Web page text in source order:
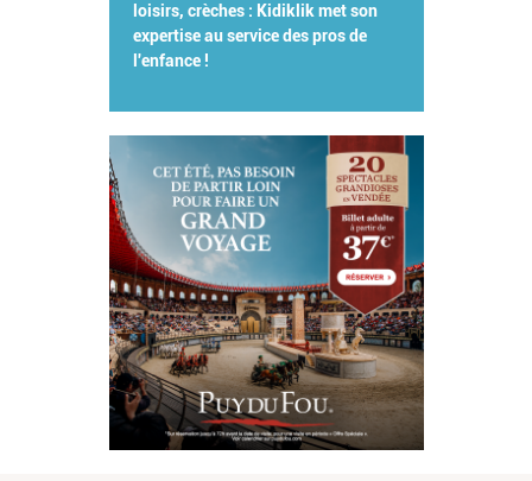
loisirs, crèches : Kidiklik met son
expertise au service des pros de
l'enfance !